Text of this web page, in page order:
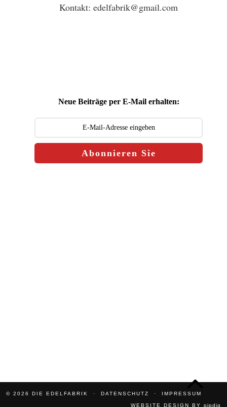
Kontakt: edelfabrik@gmail.com
Neue Beiträge per E-Mail erhalten:
Abonnieren Sie
© 2026 DIE EDELFABRIK DATENSCHUTZ IMPRESSUM
WEBSITE DESIGN BY pipdig